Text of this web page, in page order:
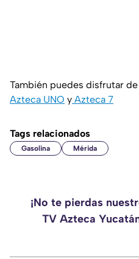
También puedes disfrutar
Azteca UNO y Azteca 7
Tags relacionados
Gasolina Mérida
¡No te pierdas
TV Azteca